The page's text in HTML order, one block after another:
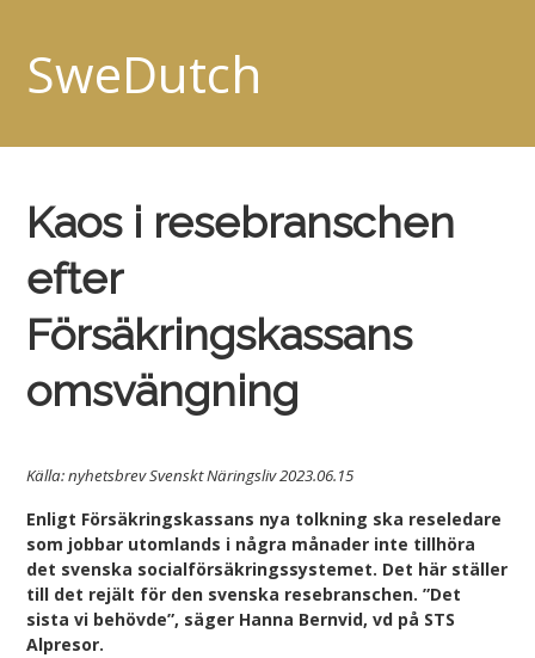
SweDutch
Kaos i resebranschen
efter
Försäkringskassans
omsvängning
Källa: nyhetsbrev Svenskt Näringsliv 2023.06.15
Enligt Försäkringskassans nya tolkning ska reseledare
som jobbar utomlands i några månader inte tillhöra
det svenska socialförsäkringssystemet. Det här ställer
till det rejält för den svenska resebranschen. ”Det
sista vi behövde”, säger Hanna Bernvid, vd på STS
Alpresor.